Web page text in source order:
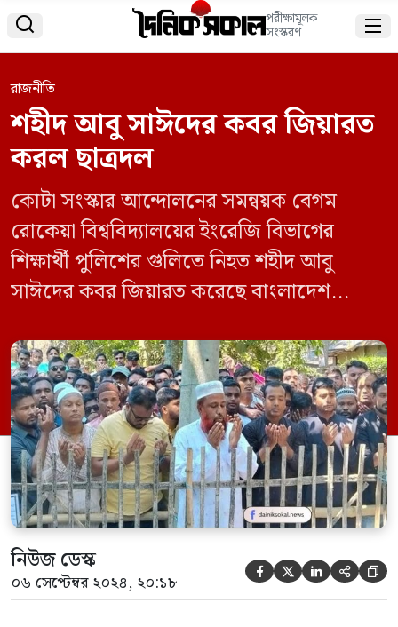
 পরীক্ষামূলক
সংস্করণ 
রাজনীতি
শহীদ আবু সাঈদের কবর জিয়ারত
করল ছাত্রদল
কোটা সংস্কার আন্দোলনের সমন্বয়ক বেগম
রোকেয়া বিশ্ববিদ্যালয়ের ইংরেজি বিভাগের
শিক্ষার্থী পুলিশের গুলিতে নিহত শহীদ আবু
সাঈদের কবর জিয়ারত করেছে বাংলাদেশ
দুপুরে রংপুরের পীরগঞ্জের ৫ নং মদনখালী
ইউনিয়নের জাফরপাড়া বাবনপুর গ্রামে শহীদ আবু
সাঈদের বাড়িতে আসেন বাংলাদেশ
জাতীয়তাবাদী ছাত্রদলের সভাপতি রাকিবুল
ইসলাম রাকিব এবং সাধারণ সম্পাদক নাছির
উদ্দিন নাছির। শহীদ আবু […]
নিউজ ডেস্ক
০৬ সেপ্টেম্বর ২০২৪, ২০:১৮     